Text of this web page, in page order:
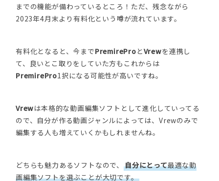
までの機能が備わっているところ！ただ、残念ながら
2023年4月末より有料化という噂が流れています。
有料化となると、今までPremirePro とVrewを連携し
て、良いとこ取りをしていた方もこれからは
PremirePro1択になる可能性が高いですね。
Vrewは本格的な動画編集ソフトとして進化していってる
ので、自分が作る動画ジャンルによっては、Vrewのみで
編集する人も増えていくかもしれませんね。
どちらも魅力あるソフトなので、自分にとって最適な動
画編集ソフトを選ぶことが大切です。